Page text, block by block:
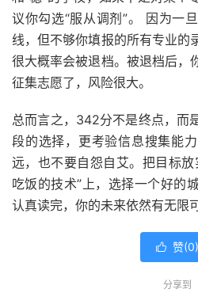
议你勾选“服从调剂”。 因为一
线，但不够你填报的所有专业的
很大概率会被退档。被退档后，
征集志愿了，风险很大。
总而言之，342分不是终点，而
段的选择，更考验信息搜集能
远，也不要自怨自艾。把目标
吃饭的技术”上，选择一个好的
认真读完，你的未来依然有无限可
 赞(0)
分享到